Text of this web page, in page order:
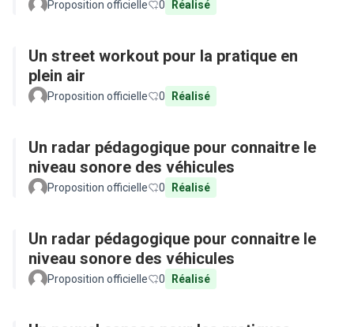
Proposition officielle 0 Réalisé
Un street workout pour la pratique en
plein air
Proposition officielle 0 Réalisé
Un radar pédagogique pour connaitre le
niveau sonore des véhicules
Proposition officielle 0 Réalisé
Un radar pédagogique pour connaitre le
niveau sonore des véhicules
Proposition officielle 0 Réalisé